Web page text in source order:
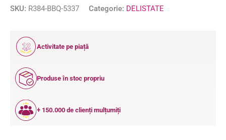
SKU: R384-BBQ-5337 Categorie: DELISTATE
12
ANI
Activitate pe piață
Produse în stoc propriu
+ 150.000 de clienți mulțumiți